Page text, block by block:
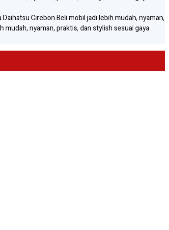
Daihatsu Cirebon.Beli mobil jadi lebih mudah, nyaman,
mudah, nyaman, praktis, dan stylish sesuai gaya